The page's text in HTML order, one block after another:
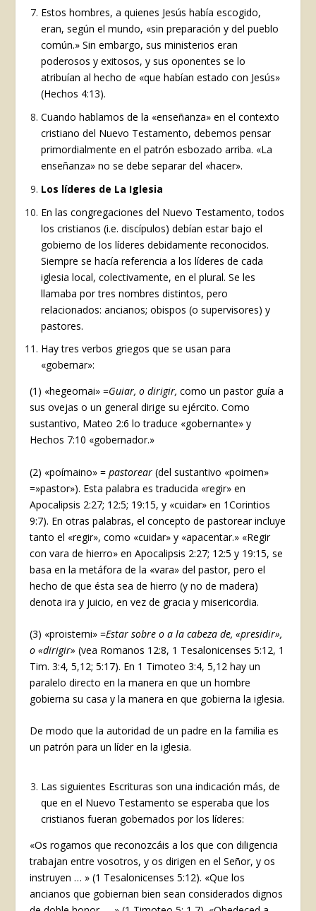
Estos hombres, a quienes Jesús había escogido,
eran, según el mundo, «sin preparación y del pueblo
común.» Sin embargo, sus ministerios eran
poderosos y exitosos, y sus oponentes se lo
atribuían al hecho de «que habían estado con Jesús»
(Hechos 4:13).
Cuando hablamos de la «enseñanza» en el contexto
cristiano del Nuevo Testamento, debemos pensar
primordialmente en el patrón esbozado arriba. «La
enseñanza» no se debe separar del «hacer».
Los líderes de La Iglesia
En las congregaciones del Nuevo Testamento, todos
los cristianos (i.e. discípulos) debían estar bajo el
gobierno de los líderes debidamente reconocidos.
Siempre se hacía referencia a los líderes de cada
iglesia local, colectivamente, en el plural. Se les
llamaba por tres nombres distintos, pero
relacionados: ancianos; obispos (o supervisores) y
pastores.
Hay tres verbos griegos que se usan para
«gobernar»:
(1) «hegeomai» =Guiar, o dirigir, como un pastor guía a
sus ovejas o un general dirige su ejército. Como
sustantivo, Mateo 2:6 lo traduce «gobernante» y
Hechos 7:10 «gobernador.»
(2) «poímaino» =pastorear (del sustantivo «poimen»
=»pastor»). Esta palabra es traducida «regir» en
Apocalipsis 2:27; 12:5; 19:15, y «cuidar» en 1Corintios
9:7). En otras palabras, el concepto de pastorear incluye
tanto el «regir», como «cuidar» y «apacentar.» «Regir
con vara de hierro» en Apocalipsis 2:27; 12:5 y 19:15, se
basa en la metáfora de la «vara» del pastor, pero el
hecho de que ésta sea de hierro (y no de madera)
denota ira y juicio, en vez de gracia y misericordia.
(3) «proisterni» =Estar sobre o a la cabeza de, «presidir»,
o «dirigir» (vea Romanos 12:8, 1 Tesalonicenses 5:12, 1
Tim. 3:4, 5,12; 5:17). En 1 Timoteo 3:4, 5,12 hay un
paralelo directo en la manera en que un hombre
gobierna su casa y la manera en que gobierna la iglesia.
De modo que la autoridad de un padre en la familia es
un patrón para un líder en la iglesia.
Las siguientes Escrituras son una indicación más, de
que en el Nuevo Testamento se esperaba que los
cristianos fueran gobernados por los líderes:
«Os rogamos que reconozcáis a los que con diligencia
trabajan entre vosotros, y os dirigen en el Señor, y os
instruyen … » (1 Tesalonicenses 5:12). «Que los
ancianos que gobiernan bien sean considerados dignos